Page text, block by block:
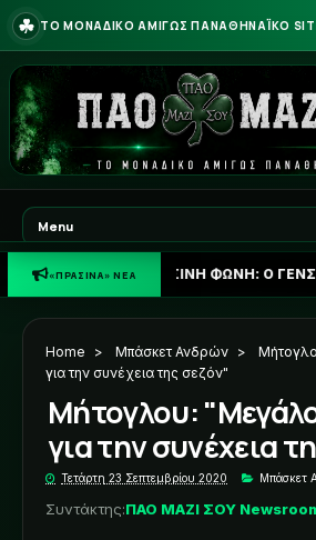
☘ ΤΟ ΜΟΝΑΔΙΚΟ ΑΜΙΓΩΣ ΠΑΝΑΘΗΝΑΪΚΟ SITE
«ΠΡΑΣΙΝΑ» ΝΕΑ
ΠΡΑΣΙΝΗ ΦΩΝΗ: Ο ΓΕΝΣΕΝ
Home > Μπάσκετ Ανδρών >
για την συνέχεια της σεζόν"
Μήτογλου:
για την συνέχεια
Τετάρτη 23 Σεπτεμβρίου 2020 Μπάσκετ
Συντάκτης:ΠΑΟ ΜΑΖΙ ΣΟΥ